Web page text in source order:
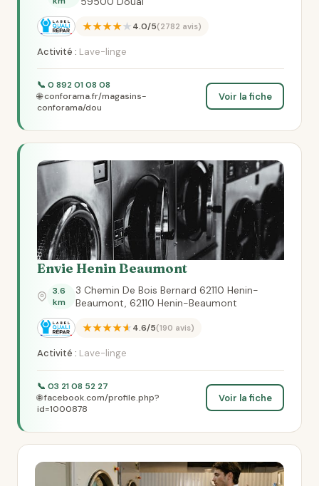
★★★★★4.0/5(2782 avis)
Activité : Lave-linge
📞 0 892 01 08 08
🌐 conforama.fr/magasins-
conforama/dou
Voir la fiche
Envie Henin Beaumont
3.6
km
3 Chemin De Bois Bernard 62110 Henin-
Beaumont, 62110 Henin-Beaumont
★★★★★4.6/5(190 avis)
Activité : Lave-linge
📞 03 21 08 52 27
🌐 facebook.com/profile.php?
id=1000878
Voir la fiche